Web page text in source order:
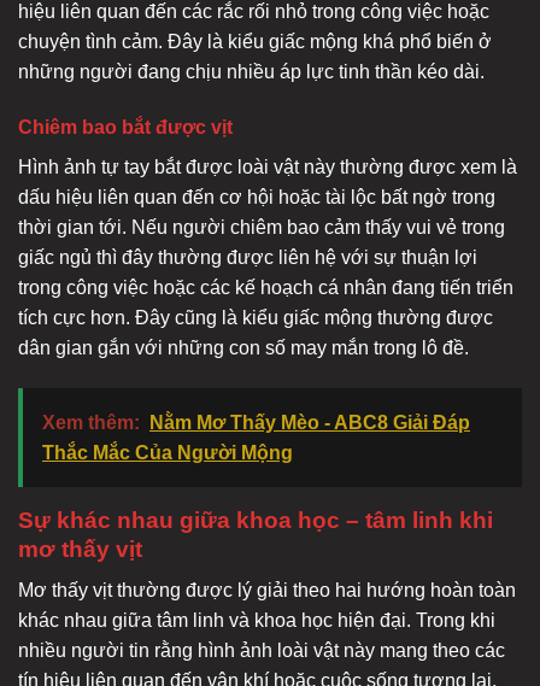
hiệu liên quan đến các rắc rối nhỏ trong công việc hoặc
chuyện tình cảm. Đây là kiểu giấc mộng khá phổ biến ở
những người đang chịu nhiều áp lực tinh thần kéo dài.
Chiêm bao bắt được vịt
Hình ảnh tự tay bắt được loài vật này thường được xem là
dấu hiệu liên quan đến cơ hội hoặc tài lộc bất ngờ trong
thời gian tới. Nếu người chiêm bao cảm thấy vui vẻ trong
giấc ngủ thì đây thường được liên hệ với sự thuận lợi
trong công việc hoặc các kế hoạch cá nhân đang tiến triển
tích cực hơn. Đây cũng là kiểu giấc mộng thường được
dân gian gắn với những con số may mắn trong lô đề.
Xem thêm:
Nằm Mơ Thấy Mèo - ABC8 Giải Đáp
Thắc Mắc Của Người Mộng
Sự khác nhau giữa khoa học – tâm linh khi
mơ thấy vịt
Mơ thấy vịt thường được lý giải theo hai hướng hoàn toàn
khác nhau giữa tâm linh và khoa học hiện đại. Trong khi
nhiều người tin rằng hình ảnh loài vật này mang theo các
tín hiệu liên quan đến vận khí hoặc cuộc sống tương lai,